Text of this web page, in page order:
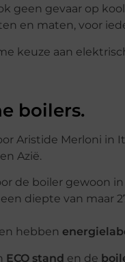
geen gevaar op
en maten, voor
keuze aan
boilers.
Aristide Merloni in
Azië.
de boiler gewoon
diepte van maar
hebben
ECO stand en de